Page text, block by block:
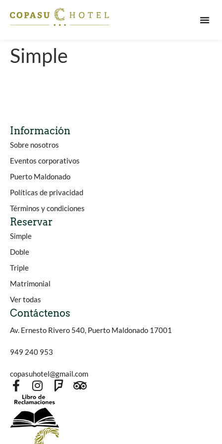
Simple
Información
Sobre nosotros
Eventos corporativos
Puerto Maldonado
Políticas de privacidad
Términos y condiciones
Reservar
Simple
Doble
Triple
Matrimonial
Ver todas
Contáctenos
Av. Ernesto Rivero 540, Puerto Maldonado 17001
949 240 953
copasuhotel@gmail.com